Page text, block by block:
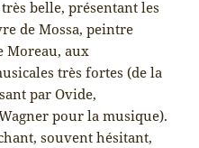
belle, présentant les
de Mossa, peintre
Moreau, aux
très fortes (de la
par Ovide,
pour la musique).
souvent hésitant,